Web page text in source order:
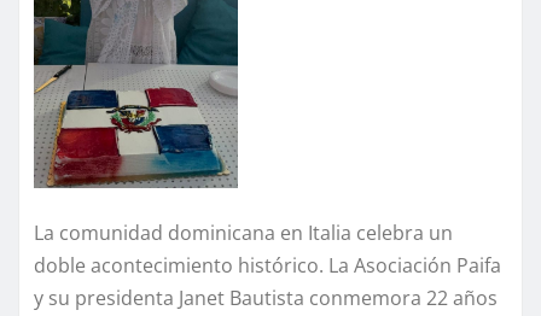
La comunidad dominicana en Italia celebra un
doble acontecimiento histórico. La Asociación Paifa
y su presidenta Janet Bautista conmemora 22 años